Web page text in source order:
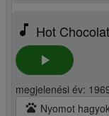
music_note Hot
play_arrow
megjelenési év:
pets Nyomot